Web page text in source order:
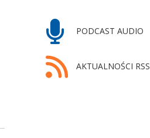
PODCAST AUDIO
AKTUALNOŚCI RSS